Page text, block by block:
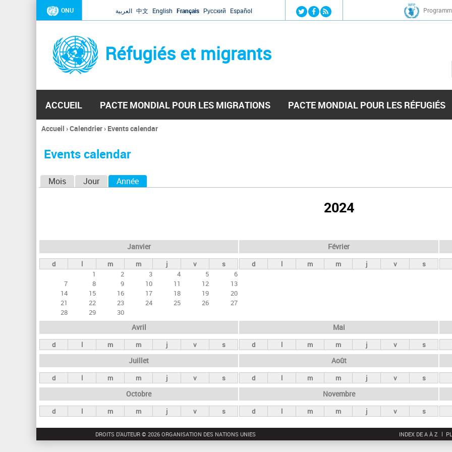
Jump to navigation
ONU العربية 中文 English Français Русский Español
Réfugiés et migrants
ACCUEIL PACTE MONDIAL POUR LES MIGRATIONS PACTE MONDIAL POUR LES RÉFUGIÉS
Vous
ici
Accueil ›Calendrier› Events calendar
Events calendar
e
t
s
n
c
i
p
a
x
Mois Jour Année
2024
Janvier
d l m m j v
s
1
2 3 4 5
6
7
8 9 10 11 12
13
14
15 16 17 18 19
20
21
22 23 24 25 26
27
28
29 30
Février
d l m m j v s
Avril
d l m m j v s
Mai
d l m m j v s
Juillet
d l m m j v s
Août
d l m m j v s
Octobre
d l m m j v s
Novembre
d l m m j v s
DROITS D'AUTEUR © 2026 ORGANISATION DES NATIONS UNIES INDEX DE A À Z